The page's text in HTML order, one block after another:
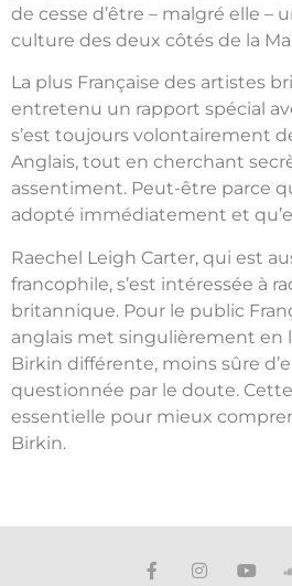
de cesse d’être – malgré elle –
culture des deux côtés de la
La plus Française des artistes
entretenu un rapport spécial
s’est toujours volontairement
Anglais, tout en cherchant
assentiment. Peut-être parce
adopté immédiatement et
Raechel Leigh Carter, qui est
francophile, s’est intéressée à
britannique. Pour le public
anglais met singulièrement en
Birkin différente, moins sûre
questionnée par le doute.
essentielle pour mieux
Birkin.